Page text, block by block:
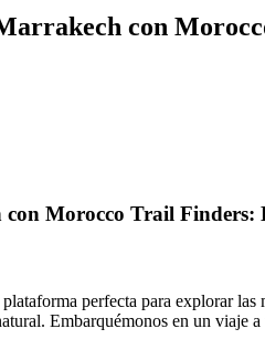
con
Morocco Trail Finders:
perfecta para explorar las
Embarquémonos en un viaje